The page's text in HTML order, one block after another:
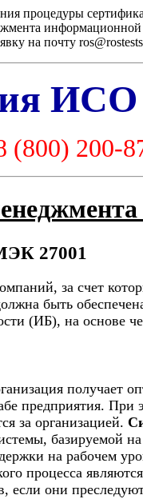
процедуры
на почту
ИСО
(800) 200-
27001
за счет
быть
(ИБ), на основе
получает
предприятия. При
за организацией.
базируемой
на рабочем
процесса
если они